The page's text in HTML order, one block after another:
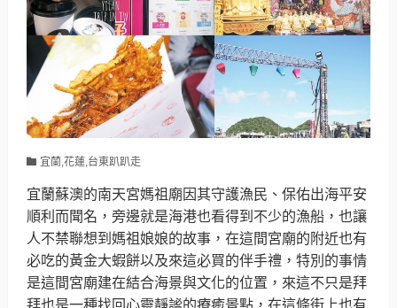
宜蘭,花蓮,台東趴趴走
宜蘭蘇澳的南天宮媽祖廟因其守護漁民、保佑出海平安
順利而聞名，旁邊就是海港也看得到不少的漁船，也讓
人不禁聯想到媽祖娘娘的故事，在這間宮廟的附近也有
必吃的黃金大蝦餅以及來這必買的伴手禮，特別的事情
是這間宮廟建在結合海景與文化的位置，來這不只是拜